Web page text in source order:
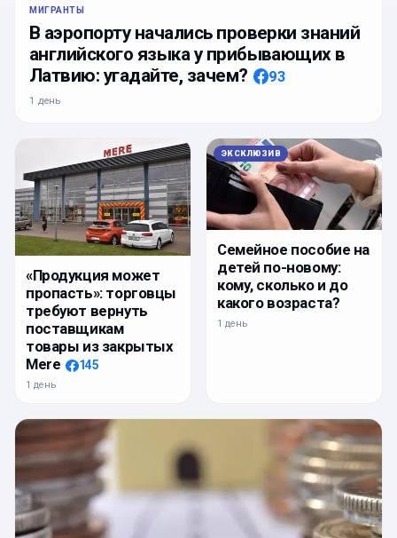
МИГРАНТЫ
В аэропорту начались проверки знаний
английского языка у прибывающих в
Латвию: угадайте, зачем?
93
1 день
«Продукция может
пропасть»: торговцы
требуют вернуть
поставщикам
товары из закрытых
Mere
145
1 день
ЭКСКЛЮЗИВ
Семейное пособие на
детей по-новому:
кому, сколько и до
какого возраста?
1 день